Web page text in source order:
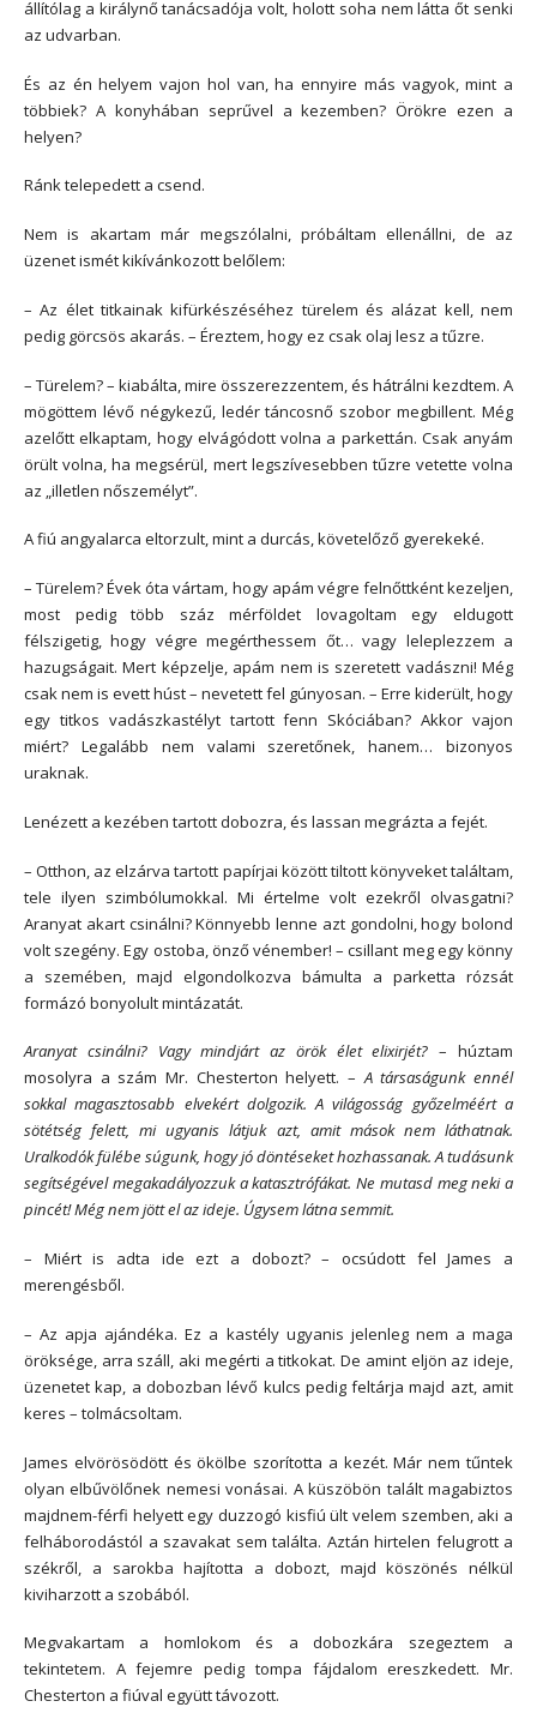
állítólag a királynő tanácsadója volt, holott soha nem látta őt senki
az udvarban.
És az én helyem vajon hol van, ha ennyire más vagyok, mint a
többiek? A konyhában seprűvel a kezemben? Örökre ezen a
helyen?
Ránk telepedett a csend.
Nem is akartam már megszólalni, próbáltam ellenállni, de az
üzenet ismét kikívánkozott belőlem:
– Az élet titkainak kifürkészéséhez türelem és alázat kell, nem
pedig görcsös akarás. – Éreztem, hogy ez csak olaj lesz a tűzre.
– Türelem? – kiabálta, mire összerezzentem, és hátrálni kezdtem. A
mögöttem lévő négykezű, ledér táncosnő szobor megbillent. Még
azelőtt elkaptam, hogy elvágódott volna a parkettán. Csak anyám
örült volna, ha megsérül, mert legszívesebben tűzre vetette volna
az „illetlen nőszemélyt”.
A fiú angyalarca eltorzult, mint a durcás, követelőző gyerekeké.
– Türelem? Évek óta vártam, hogy apám végre felnőttként kezeljen,
most pedig több száz mérföldet lovagoltam egy eldugott
félszigetig, hogy végre megérthessem őt… vagy leleplezzem a
hazugságait. Mert képzelje, apám nem is szeretett vadászni! Még
csak nem is evett húst – nevetett fel gúnyosan. – Erre kiderült, hogy
egy titkos vadászkastélyt tartott fenn Skóciában? Akkor vajon
miért? Legalább nem valami szeretőnek, hanem… bizonyos
uraknak.
Lenézett a kezében tartott dobozra, és lassan megrázta a fejét.
– Otthon, az elzárva tartott papírjai között tiltott könyveket találtam,
tele ilyen szimbólumokkal. Mi értelme volt ezekről olvasgatni?
Aranyat akart csinálni? Könnyebb lenne azt gondolni, hogy bolond
volt szegény. Egy ostoba, önző vénember! – csillant meg egy könny
a szemében, majd elgondolkozva bámulta a parketta rózsát
formázó bonyolult mintázatát.
Aranyat csinálni? Vagy mindjárt az örök élet elixirjét? – húztam
mosolyra a szám Mr. Chesterton helyett. –A társaságunk ennél
sokkal magasztosabb elvekért dolgozik. A világosság győzelméért a
sötétség felett, mi ugyanis látjuk azt, amit mások nem láthatnak.
Uralkodók fülébe súgunk, hogy jó döntéseket hozhassanak. A tudásunk
segítségével megakadályozzuk a katasztrófákat. Ne mutasd meg neki a
pincét! Még nem jött el az ideje. Úgysem látna semmit.
– Miért is adta ide ezt a dobozt? – ocsúdott fel James a
merengésből.
– Az apja ajándéka. Ez a kastély ugyanis jelenleg nem a maga
öröksége, arra száll, aki megérti a titkokat. De amint eljön az ideje,
üzenetet kap, a dobozban lévő kulcs pedig feltárja majd azt, amit
keres – tolmácsoltam.
James elvörösödött és ökölbe szorította a kezét. Már nem tűntek
olyan elbűvölőnek nemesi vonásai. A küszöbön talált magabiztos
majdnem-férfi helyett egy duzzogó kisfiú ült velem szemben, aki a
felháborodástól a szavakat sem találta. Aztán hirtelen felugrott a
székről, a sarokba hajította a dobozt, majd köszönés nélkül
kiviharzott a szobából.
Megvakartam a homlokom és a dobozkára szegeztem a
tekintetem. A fejemre pedig tompa fájdalom ereszkedett. Mr.
Chesterton a fiúval együtt távozott.